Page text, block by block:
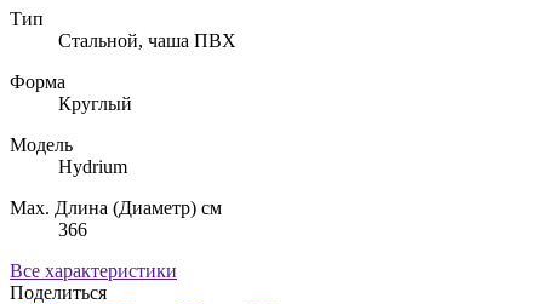
Тип
Стальной, чаша ПВХ
Форма
Круглый
Модель
Hydrium
Max. Длина (Диаметр) см
366
Все характеристики
Поделиться